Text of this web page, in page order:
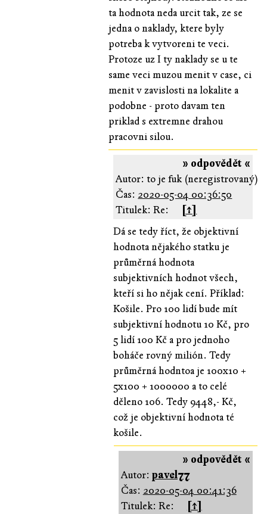
ta hodnota neda urcit tak, ze se
jedna o naklady, ktere byly
potreba k vytvoreni te veci.
Protoze uz I ty naklady se u te
same veci muzou menit v case, ci
menit v zavislosti na lokalite a
podobne - proto davam ten
priklad s extremne drahou
pracovni silou.
» odpovědět «
Autor: to je fuk (neregistrovaný)
Čas: 2020-05-04 00:36:50
Titulek: Re:
[↑]
Dá se tedy říct, že objektivní
hodnota nějakého statku je
průměrná hodnota
subjektivních hodnot všech,
kteří si ho nějak cení. Příklad:
Košile. Pro 100 lidí bude mít
subjektivní hodnotu 10 Kč, pro
5 lidí 100 Kč a pro jednoho
boháče rovný milión. Tedy
průměrná hodntoa je 100x10 +
5x100 + 1000000 a to celé
děleno 106. Tedy 9448,- Kč,
což je objektivní hodnota té
košile.
» odpovědět «
Autor: pavel77
Čas: 2020-05-04 00:41:36
Titulek: Re:
[↑]